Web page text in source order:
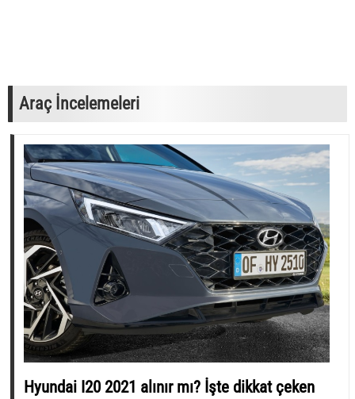
Araç İncelemeleri
Hyundai I20 2021 alınır mı? İşte dikkat çeken